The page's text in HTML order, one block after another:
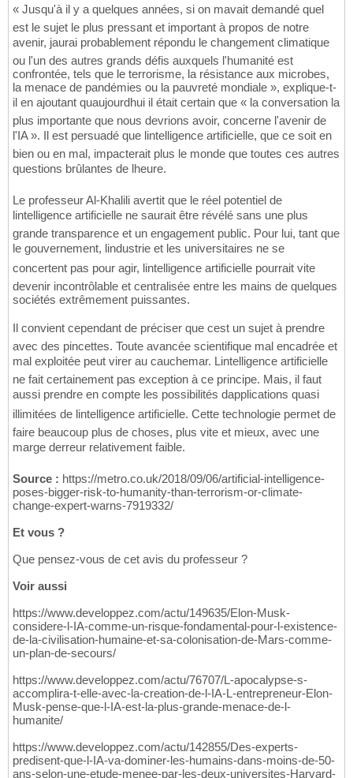
« Jusqu'à il y a quelques années, si on mavait demandé quel
est le sujet le plus pressant et important à propos de notre
avenir, jaurai probablement répondu le changement climatique
ou l'un des autres grands défis auxquels l'humanité est
confrontée, tels que le terrorisme, la résistance aux microbes,
la menace de pandémies ou la pauvreté mondiale », explique-t-
il en ajoutant quaujourdhui il était certain que « la conversation la
plus importante que nous devrions avoir, concerne l'avenir de
l'IA ». Il est persuadé que lintelligence artificielle, que ce soit en
bien ou en mal, impacterait plus le monde que toutes ces autres
questions brûlantes de lheure.
Le professeur Al-Khalili avertit que le réel potentiel de
lintelligence artificielle ne saurait être révélé sans une plus
grande transparence et un engagement public. Pour lui, tant que
le gouvernement, lindustrie et les universitaires ne se
concertent pas pour agir, lintelligence artificielle pourrait vite
devenir incontrôlable et centralisée entre les mains de quelques
sociétés extrêmement puissantes.
Il convient cependant de préciser que cest un sujet à prendre
avec des pincettes. Toute avancée scientifique mal encadrée et
mal exploitée peut virer au cauchemar. Lintelligence artificielle
ne fait certainement pas exception à ce principe. Mais, il faut
aussi prendre en compte les possibilités dapplications quasi
illimitées de lintelligence artificielle. Cette technologie permet de
faire beaucoup plus de choses, plus vite et mieux, avec une
marge derreur relativement faible.
Source : https://metro.co.uk/2018/09/06/artificial-intelligence-
poses-bigger-risk-to-humanity-than-terrorism-or-climate-
change-expert-warns-7919332/
Et vous ?
Que pensez-vous de cet avis du professeur ?
Voir aussi
https://www.developpez.com/actu/149635/Elon-Musk-
considere-l-IA-comme-un-risque-fondamental-pour-l-existence-
de-la-civilisation-humaine-et-sa-colonisation-de-Mars-comme-
un-plan-de-secours/
https://www.developpez.com/actu/76707/L-apocalypse-s-
accomplira-t-elle-avec-la-creation-de-l-IA-L-entrepreneur-Elon-
Musk-pense-que-l-IA-est-la-plus-grande-menace-de-l-
humanite/
https://www.developpez.com/actu/142855/Des-experts-
predisent-que-l-IA-va-dominer-les-humains-dans-moins-de-50-
ans-selon-une-etude-menee-par-les-deux-universites-Harvard-